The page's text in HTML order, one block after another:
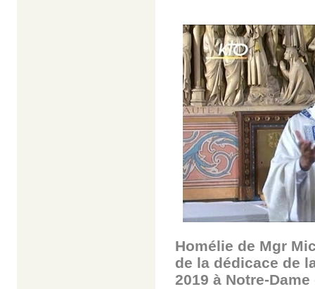
Homélie de Mgr
de la dédicace de
2019 à Notre-